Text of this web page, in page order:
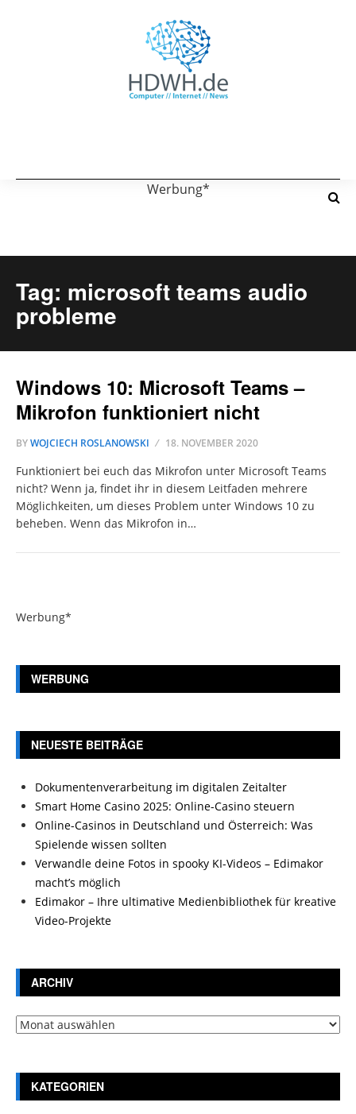
Werbung*
Tag: microsoft teams audio
probleme
Windows 10: Microsoft Teams –
Mikrofon funktioniert nicht
BYWOJCIECH ROSLANOWSKI 18. NOVEMBER 2020
Funktioniert bei euch das Mikrofon unter Microsoft Teams
nicht? Wenn ja, findet ihr in diesem Leitfaden mehrere
Möglichkeiten, um dieses Problem unter Windows 10 zu
beheben. Wenn das Mikrofon in…
Werbung*
WERBUNG
NEUESTE BEITRÄGE
Dokumentenverarbeitung im digitalen Zeitalter
Smart Home Casino 2025: Online-Casino steuern
Online-Casinos in Deutschland und Österreich: Was
Spielende wissen sollten
Verwandle deine Fotos in spooky KI-Videos – Edimakor
macht’s möglich
Edimakor – Ihre ultimative Medienbibliothek für kreative
Video-Projekte
ARCHIV
Archiv
KATEGORIEN